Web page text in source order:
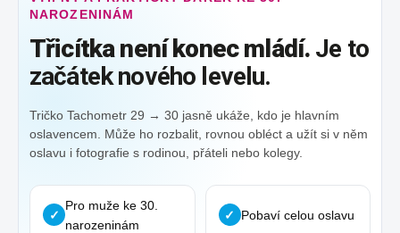
NAROZENINÁM
Třicítka není konec mládí. Je to
začátek nového levelu.
Tričko Tachometr 29 → 30 jasně ukáže, kdo je hlavním
oslavencem. Může ho rozbalit, rovnou obléct a užít si v něm
oslavu i fotografie s rodinou, přáteli nebo kolegy.
✓
Pro muže ke 30.
narozeninám
✓ Pobaví celou oslavu